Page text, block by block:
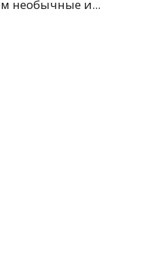
необычные и...